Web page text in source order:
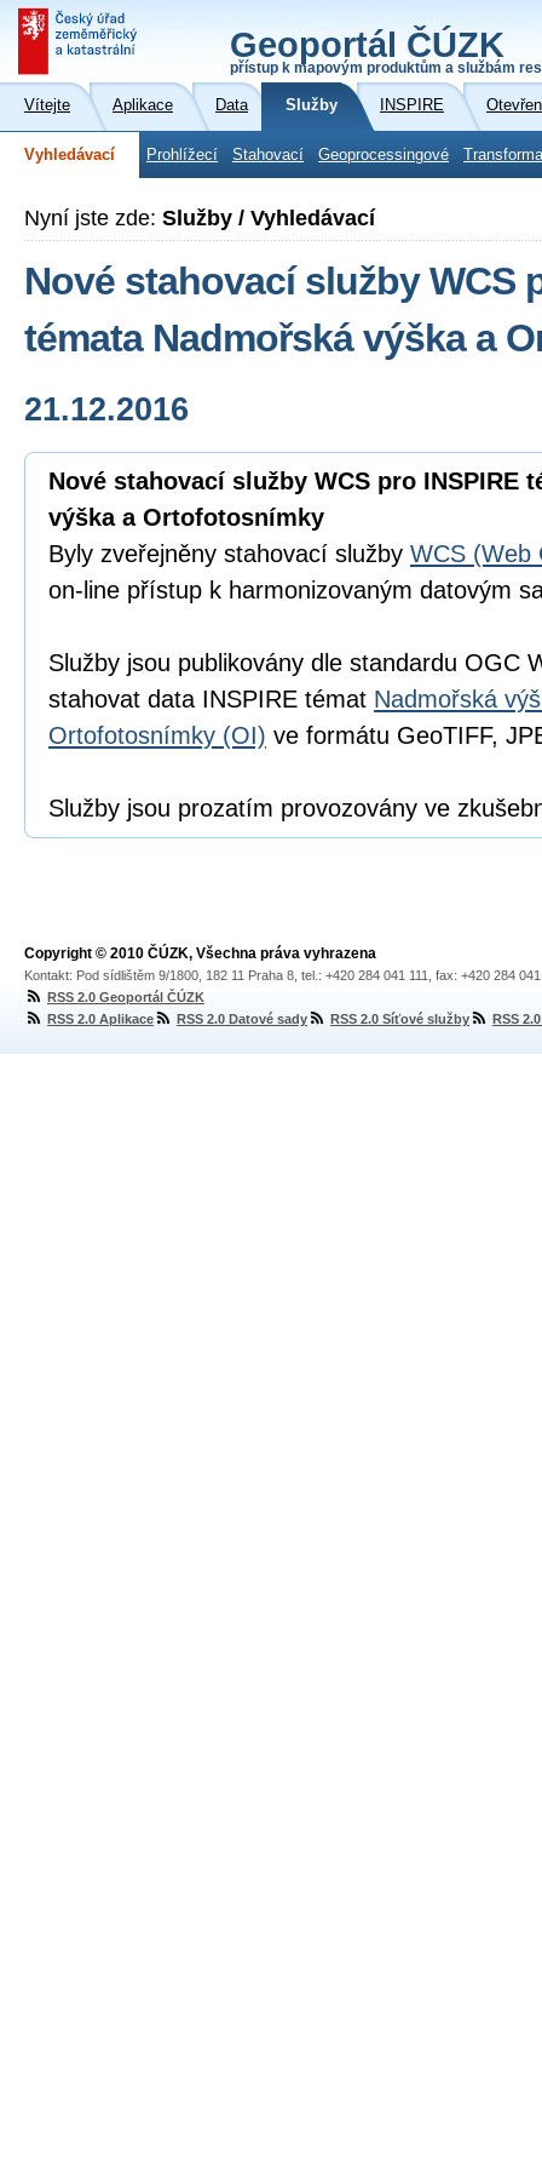
Geoportál ČÚZK
přístup k mapovým produktům a službám
Vítejte Aplikace Data Služby INSPIRE
Vyhledávací Prohlížecí Stahovací Geoprocessingové
Nyní jste zde: Služby / Vyhledávací
Nové stahovací služby WCS
témata Nadmořská výška a
21.12.2016
Nové stahovací služby WCS pro INSPIRE
výška a Ortofotosnímky
Byly zveřejněny stahovací služby WCS (Web
on-line přístup k harmonizovaným datovým
Služby jsou publikovány dle standardu OGC
stahovat data INSPIRE témat Nadmořská
Ortofotosnímky (OI) ve formátu GeoTIFF,
Služby jsou prozatím provozovány ve
Copyright © 2010 ČÚZK, Všechna práva vyhrazena
Kontakt: Pod sídlištěm 9/1800, 182 11 Praha 8, tel.: +420 284 041 111, fax: +420 284
RSS 2.0 Geoportál ČÚZK
RSS 2.0 Aplikace
RSS 2.0 Datové sady RSS 2.0 Síťové služby RSS